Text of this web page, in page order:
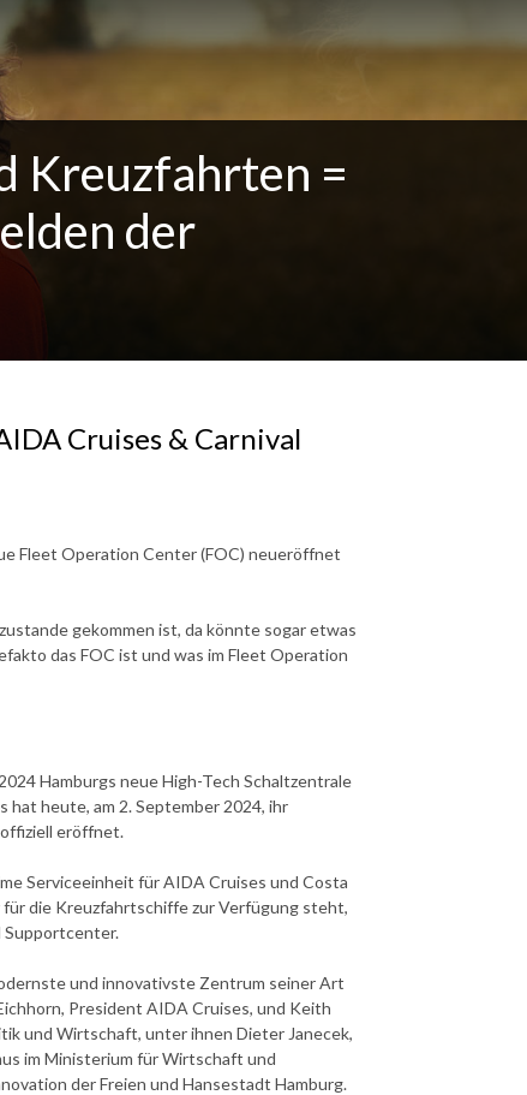
Kreuzfahrten =
der
Cruises & Carnival
Fleet Operation Center (FOC) neueröffnet
gekommen ist, da könnte sogar etwas
das FOC ist und was im Fleet Operation
Hamburgs neue High-Tech Schaltzentrale
heute, am 2. September 2024, ihr
eröffnet.
Serviceeinheit für AIDA Cruises und Costa
die Kreuzfahrtschiffe zur Verfügung steht,
Supportcenter.
und innovativste Zentrum seiner Art
President AIDA Cruises, und Keith
und Wirtschaft, unter ihnen Dieter Janecek,
im Ministerium für Wirtschaft und
der Freien und Hansestadt Hamburg.